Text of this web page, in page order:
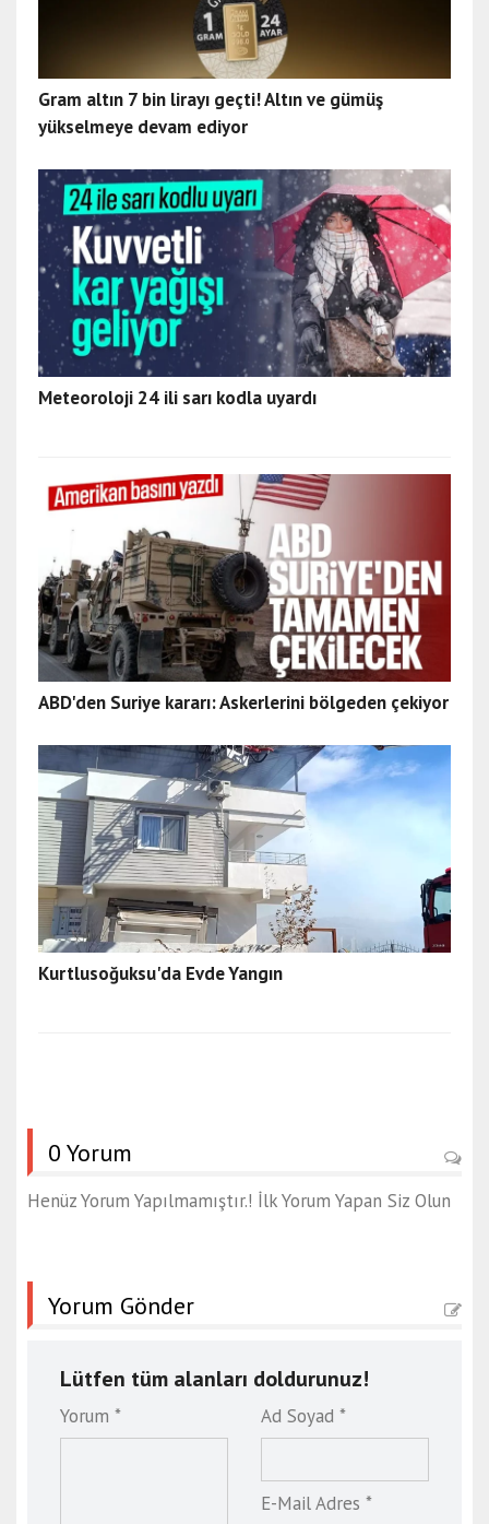
Gram altın 7 bin lirayı geçti! Altın ve gümüş
yükselmeye devam ediyor
Meteoroloji 24 ili sarı kodla uyardı
ABD'den Suriye kararı: Askerlerini bölgeden çekiyor
Kurtlusoğuksu'da Evde Yangın
0 Yorum
Henüz Yorum Yapılmamıştır.! İlk Yorum Yapan Siz Olun
Yorum Gönder
Lütfen tüm alanları doldurunuz!
Yorum * Ad Soyad *
E-Mail Adres *